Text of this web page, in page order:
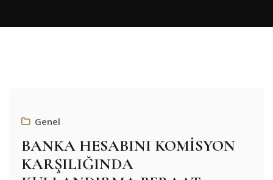
Genel
BANKA HESABINI KOMİSYON
KARŞILIĞINDA